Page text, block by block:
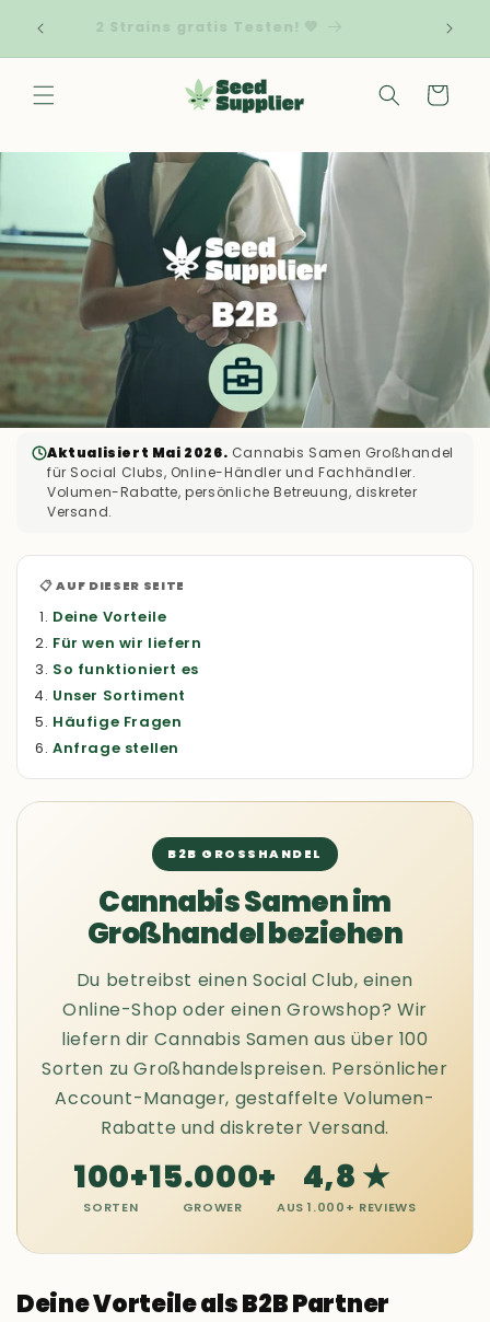
Inhalt
2 Strains gratis Testen! 💚
Warenkorb
Aktualisiert Mai 2026. Cannabis Samen Großhandel
für Social Clubs, Online-Händler und Fachhändler.
Volumen-Rabatte, persönliche Betreuung, diskreter
Versand.
📋 AUF DIESER SEITE
Deine Vorteile
Für wen wir liefern
So funktioniert es
Unser Sortiment
Häufige Fragen
Anfrage stellen
B2B GROSSHANDEL
Cannabis Samen im
Großhandel beziehen
Du betreibst einen Social Club, einen
Online-Shop oder einen Growshop? Wir
liefern dir Cannabis Samen aus über 100
Sorten zu Großhandelspreisen. Persönlicher
Account-Manager, gestaffelte Volumen-
Rabatte und diskreter Versand.
100+
SORTEN
15.000+
GROWER
4,8 ★
AUS 1.000+ REVIEWS
Deine Vorteile als B2B Partner